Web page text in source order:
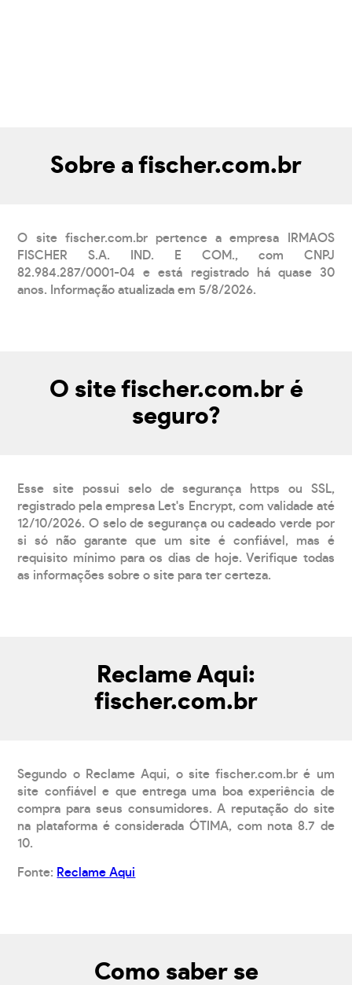
Sobre a fischer.com.br
O site fischer.com.br pertence a empresa IRMAOS
FISCHER S.A. IND. E COM., com CNPJ
82.984.287/0001-04 e está registrado há quase 30
anos. Informação atualizada em 5/8/2026.
O site fischer.com.br é
seguro?
Esse site possui selo de segurança https ou SSL,
registrado pela empresa Let's Encrypt, com validade até
12/10/2026. O selo de segurança ou cadeado verde por
si só não garante que um site é confiável, mas é
requisito mínimo para os dias de hoje. Verifique todas
as informações sobre o site para ter certeza.
Reclame Aqui:
fischer.com.br
Segundo o Reclame Aqui, o site fischer.com.br é um
site confiável e que entrega uma boa experiência de
compra para seus consumidores. A reputação do site
na plataforma é considerada ÓTIMA, com nota 8.7 de
10.
Fonte: Reclame Aqui
Como saber se